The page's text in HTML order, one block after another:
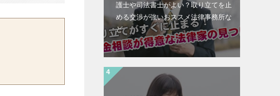
護士や司法書士がよい？取り立てを止
める交渉が強いおススメ法律事務所な
ど